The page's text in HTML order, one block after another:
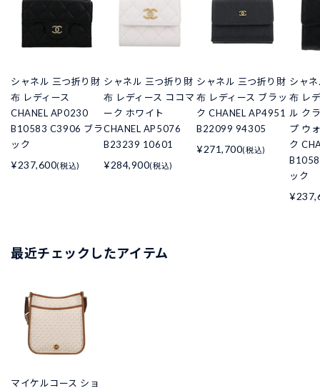
シャネル 三つ折り財
布 レディース
CHANEL AP0230
B10583 C3906 ブラ
ック
¥237,600(税込)
シャネル 三つ折り財
布 レディース ココマ
ーク ホワイト
CHANEL AP5076
B23239 10601
¥284,900(税込)
シャネル 三つ折り財
布 レディース ブラッ
ク CHANEL AP4951
B22099 94305
¥271,700(税込)
シャ
布 レ
ル ク
プ ウ
ク
ック
最近チェックしたアイテム
マイケルコース ショ